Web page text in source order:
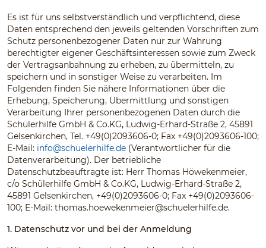
Es ist für uns selbstverständlich und verpflichtend, diese
Daten entsprechend den jeweils geltenden Vorschriften zum
Schutz personenbezogener Daten nur zur Wahrung
berechtigter eigener Geschäftsinteressen sowie zum Zweck
der Vertragsanbahnung zu erheben, zu übermitteln, zu
speichern und in sonstiger Weise zu verarbeiten. Im
Folgenden finden Sie nähere Informationen über die
Erhebung, Speicherung, Übermittlung und sonstigen
Verarbeitung Ihrer personenbezogenen Daten durch die
Schülerhilfe GmbH & Co.KG, Ludwig-Erhard-Straße 2, 45891
Gelsenkirchen, Tel. +49(0)2093606-0; Fax +49(0)2093606-100;
E-Mail: info@schuelerhilfe.de (Verantwortlicher für die
Datenverarbeitung). Der betriebliche
Datenschutzbeauftragte ist: Herr Thomas Höwekenmeier,
c/o Schülerhilfe GmbH & Co.KG, Ludwig-Erhard-Straße 2,
45891 Gelsenkirchen, +49(0)2093606-0; Fax +49(0)2093606-
100; E-Mail: thomas.hoewekenmeier@schuelerhilfe.de.
1. Datenschutz vor und bei der Anmeldung